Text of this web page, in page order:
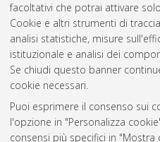
facoltativi che potrai attivare
Cookie e altri strumenti di
analisi statistiche, misure
istituzionale e analisi dei
Se chiudi questo banner
cookie necessari.
Puoi esprimere il consenso sui
l'opzione in "Personalizza
consensi più specifici in
Vedi altre
Gestione del
Atom
AMS Acta
ISSN: 2038-7954